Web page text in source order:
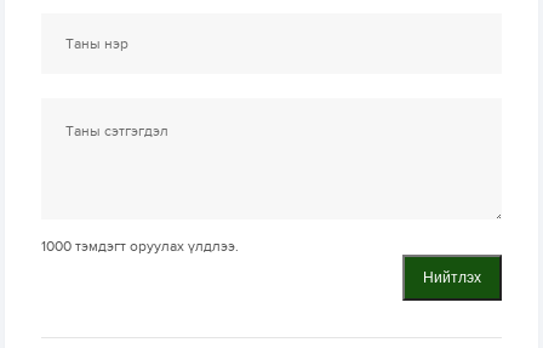
1000 тэмдэгт оруулах үлдлээ.
Нийтлэх